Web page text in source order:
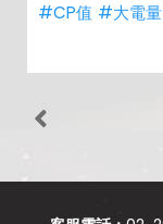
#CP值 #大電量